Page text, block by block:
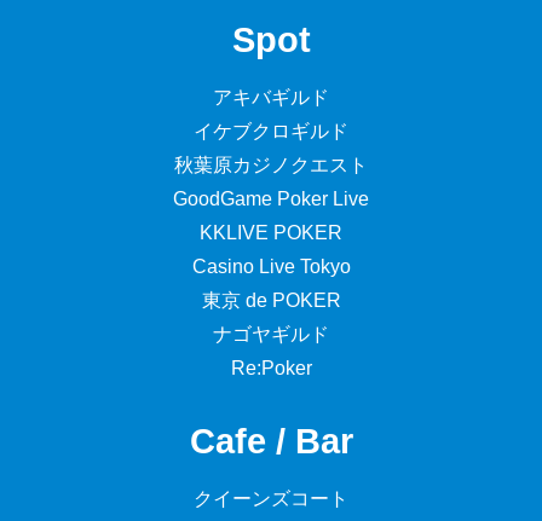
Spot
アキバギルド
イケブクロギルド
秋葉原カジノクエスト
GoodGame Poker Live
KKLIVE POKER
Casino Live Tokyo
東京 de POKER
ナゴヤギルド
Re:Poker
Cafe / Bar
クイーンズコート